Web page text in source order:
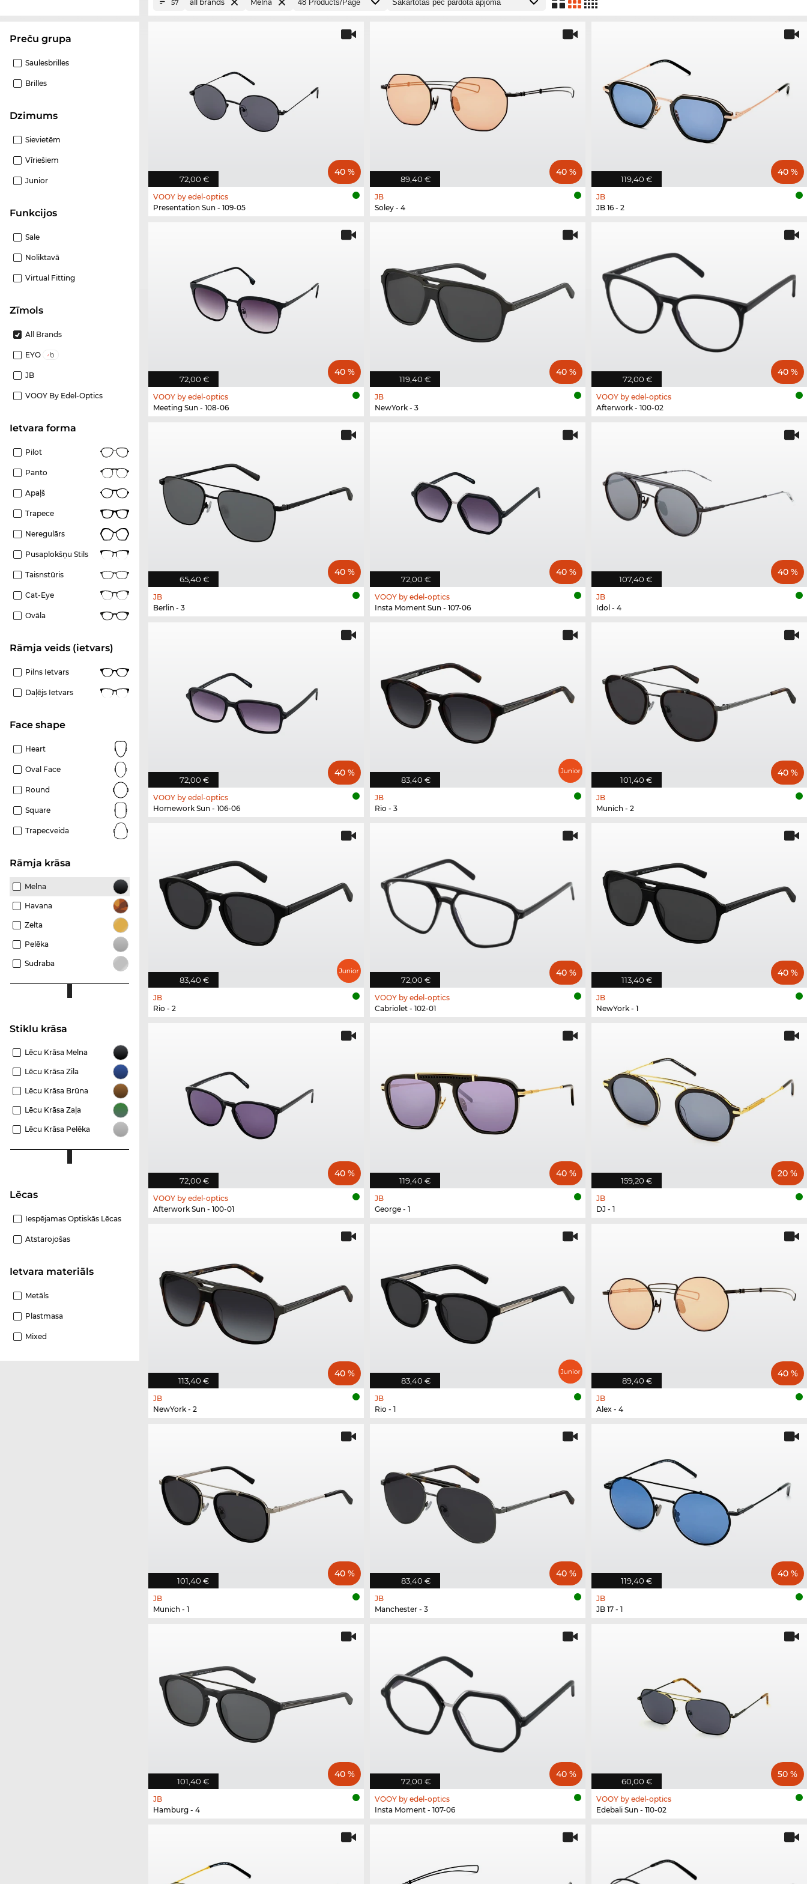
Preču grupa
Saulesbrilles
Brilles
Dzimums
Sievietēm
Vīriešiem
Junior
funkcijos
Sale
Noliktavā
Virtual Fitting
Zīmols
All Brands
EYO
JB
VOOY By Edel-Optics
Ietvara forma
Pilot
Panto
Apaļš
Trapece
Neregulārs
Pusaplokšņu Stils
Taisnstūris
Cat-Eye
Ovāla
Rāmja veids (ietvars)
Pilns Ietvars
Daļējs Ietvars
Face shape
Heart
Oval Face
Round
Square
Trapecveida
Rāmja krāsa
Melna
Havana
Zelta
Pelēka
Sudraba
Stiklu krāsa
Lēcu Krāsa Melna
Lēcu Krāsa Zila
Lēcu Krāsa Brūna
Lēcu Krāsa Zaļa
Lēcu Krāsa Pelēka
Lēcas
Iespējamas Optiskās Lēcas
Atstarojošas
Ietvara materiāls
Metāls
Plastmasa
Mixed
57 all brands Melna
72,00 €
40 %
VOOY by edel-optics
Presentation Sun - 109-05
89,40 €
40 %
JB
Soley - 4
119,40 €
40 %
JB
JB 16 - 2
72,00 €
40 %
VOOY by edel-optics
Meeting Sun - 108-06
119,40 €
40 %
JB
NewYork - 3
72,00 €
40 %
VOOY by edel-optics
Afterwork - 100-02
65,40 €
40 %
JB
Berlin - 3
72,00 €
40 %
VOOY by edel-optics
Insta Moment Sun - 107-06
107,40 €
40 %
JB
Idol - 4
72,00 €
40 %
VOOY by edel-optics
Homework Sun - 106-06
83,40 €
JB
Rio - 3
101,40 €
40 %
JB
Munich - 2
83,40 €
JB
Rio - 2
72,00 €
40 %
VOOY by edel-optics
Cabriolet - 102-01
113,40 €
40 %
JB
NewYork - 1
72,00 €
40 %
VOOY by edel-optics
Afterwork Sun - 100-01
119,40 €
40 %
JB
George - 1
159,20 €
20 %
JB
DJ - 1
113,40 €
40 %
JB
NewYork - 2
83,40 €
JB
Rio - 1
89,40 €
40 %
JB
Alex - 4
101,40 €
40 %
JB
Munich - 1
83,40 €
40 %
JB
Manchester - 3
119,40 €
40 %
JB
JB 17 - 1
101,40 €
40 %
JB
Hamburg - 4
72,00 €
40 %
VOOY by edel-optics
Insta Moment - 107-06
60,00 €
50 %
VOOY by edel-optics
Edebali Sun - 110-02